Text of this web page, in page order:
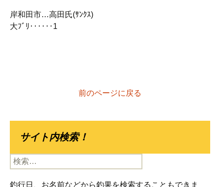
岸和田市…高田氏(ｻﾝｸｽ)
大ﾌﾞﾘ‥‥‥1
前のページに戻る
サイト内検索！
検
索:
釣行日、お名前などから釣果を検索することもできま